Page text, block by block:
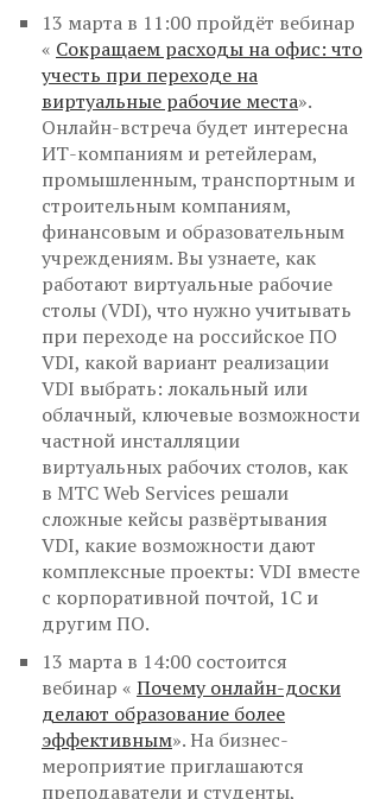
13 марта в 11:00 пройдёт вебинар
« Сокращаем расходы на офис: что
учесть при переходе на
виртуальные рабочие места».
Онлайн-встреча будет интересна
ИТ-компаниям и ретейлерам,
промышленным, транспортным и
строительным компаниям,
финансовым и образовательным
учреждениям. Вы узнаете, как
работают виртуальные рабочие
столы (VDI), что нужно учитывать
при переходе на российское ПО
VDI, какой вариант реализации
VDI выбрать: локальный или
облачный, ключевые возможности
частной инсталляции
виртуальных рабочих столов, как
в МТС Web Services решали
сложные кейсы развёртывания
VDI, какие возможности дают
комплексные проекты: VDI вместе
с корпоративной почтой, 1С и
другим ПО.
13 марта в 14:00 состоится
вебинар « Почему онлайн-доски
делают образование более
эффективным». На бизнес-
мероприятие приглашаются
преподаватели и студенты,